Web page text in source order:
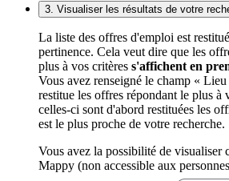
3. Visualiser les résultats de votre
La liste des offres d'emploi est
pertinence. Cela veut dire que les
plus à vos critères s'affichent en
Vous avez renseigné le champ «
restitue les offres répondant le plus à
celles-ci sont d'abord restituées les
est le plus proche de votre recherche.
Vous avez la possibilité de visualiser
Mappy (non accessible aux